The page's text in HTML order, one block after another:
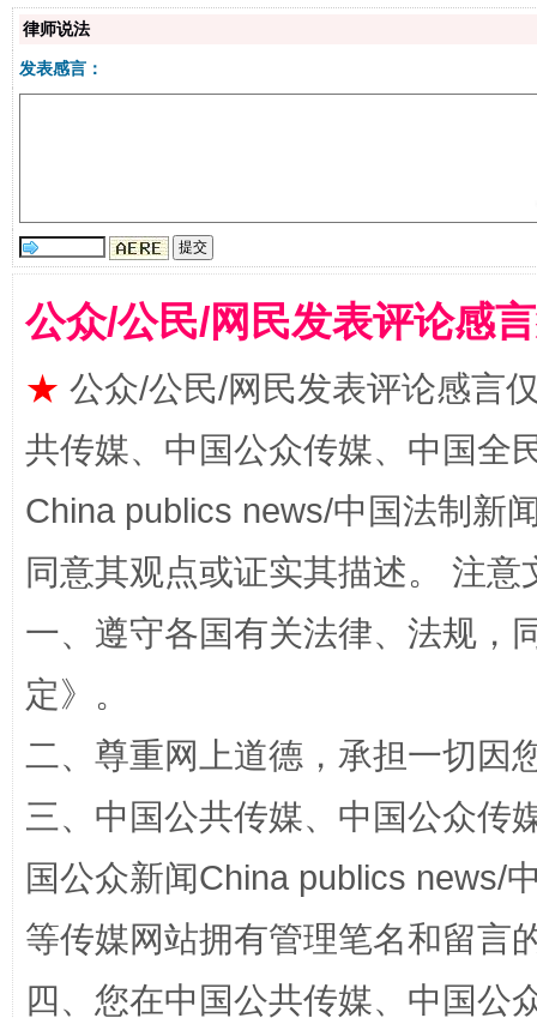
漫山遍野的桃花与雪山、麦地、白藏房 除
律师说法
发表感言：
公众/公民/网民发表评论感
★ 公众/公民/网民发表评论感言
共传媒、中国公众传媒、中国全
China publics news/中国法制新
同意其观点或证实其描述。 注
一、遵守各国有关法律、法规，
定》。
二、尊重网上道德，承担一切因
三、中国公共传媒、中国公众传
国公众新闻China publics news/
等传媒网站拥有管理笔名和留言
四、您在中国公共传媒、中国公